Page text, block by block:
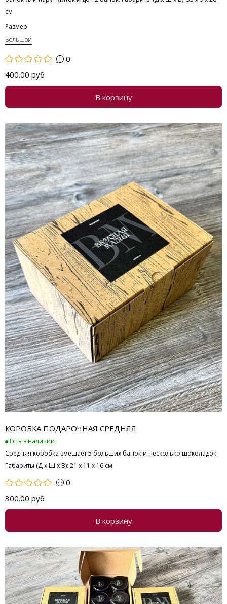
см
Размер
Большой
0
400.00 руб
В корзину
КОРОБКА ПОДАРОЧНАЯ СРЕДНЯЯ
Есть в наличии
Средняя коробка вмещает 5 больших банок и несколько шоколадок.
Габариты (Д х Ш х В): 21 х 11 х 16 см
0
300.00 руб
В корзину